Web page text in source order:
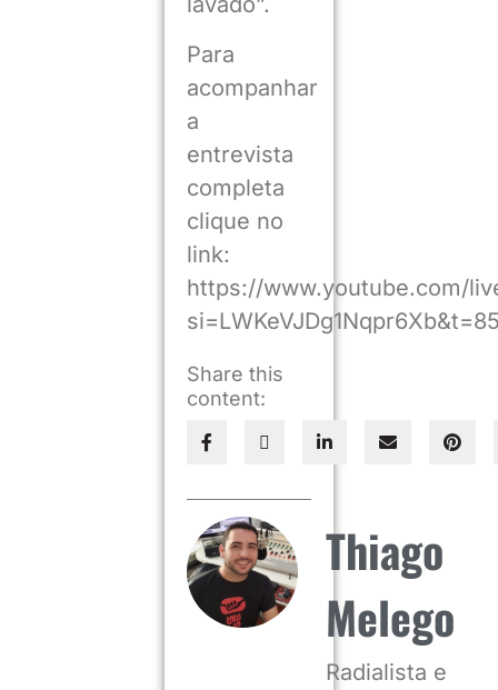
Para
acompanhar
a
entrevista
completa
clique no
link:
https://www.youtube.com/
Share this
content:
Thiago
Melego
Radialista e